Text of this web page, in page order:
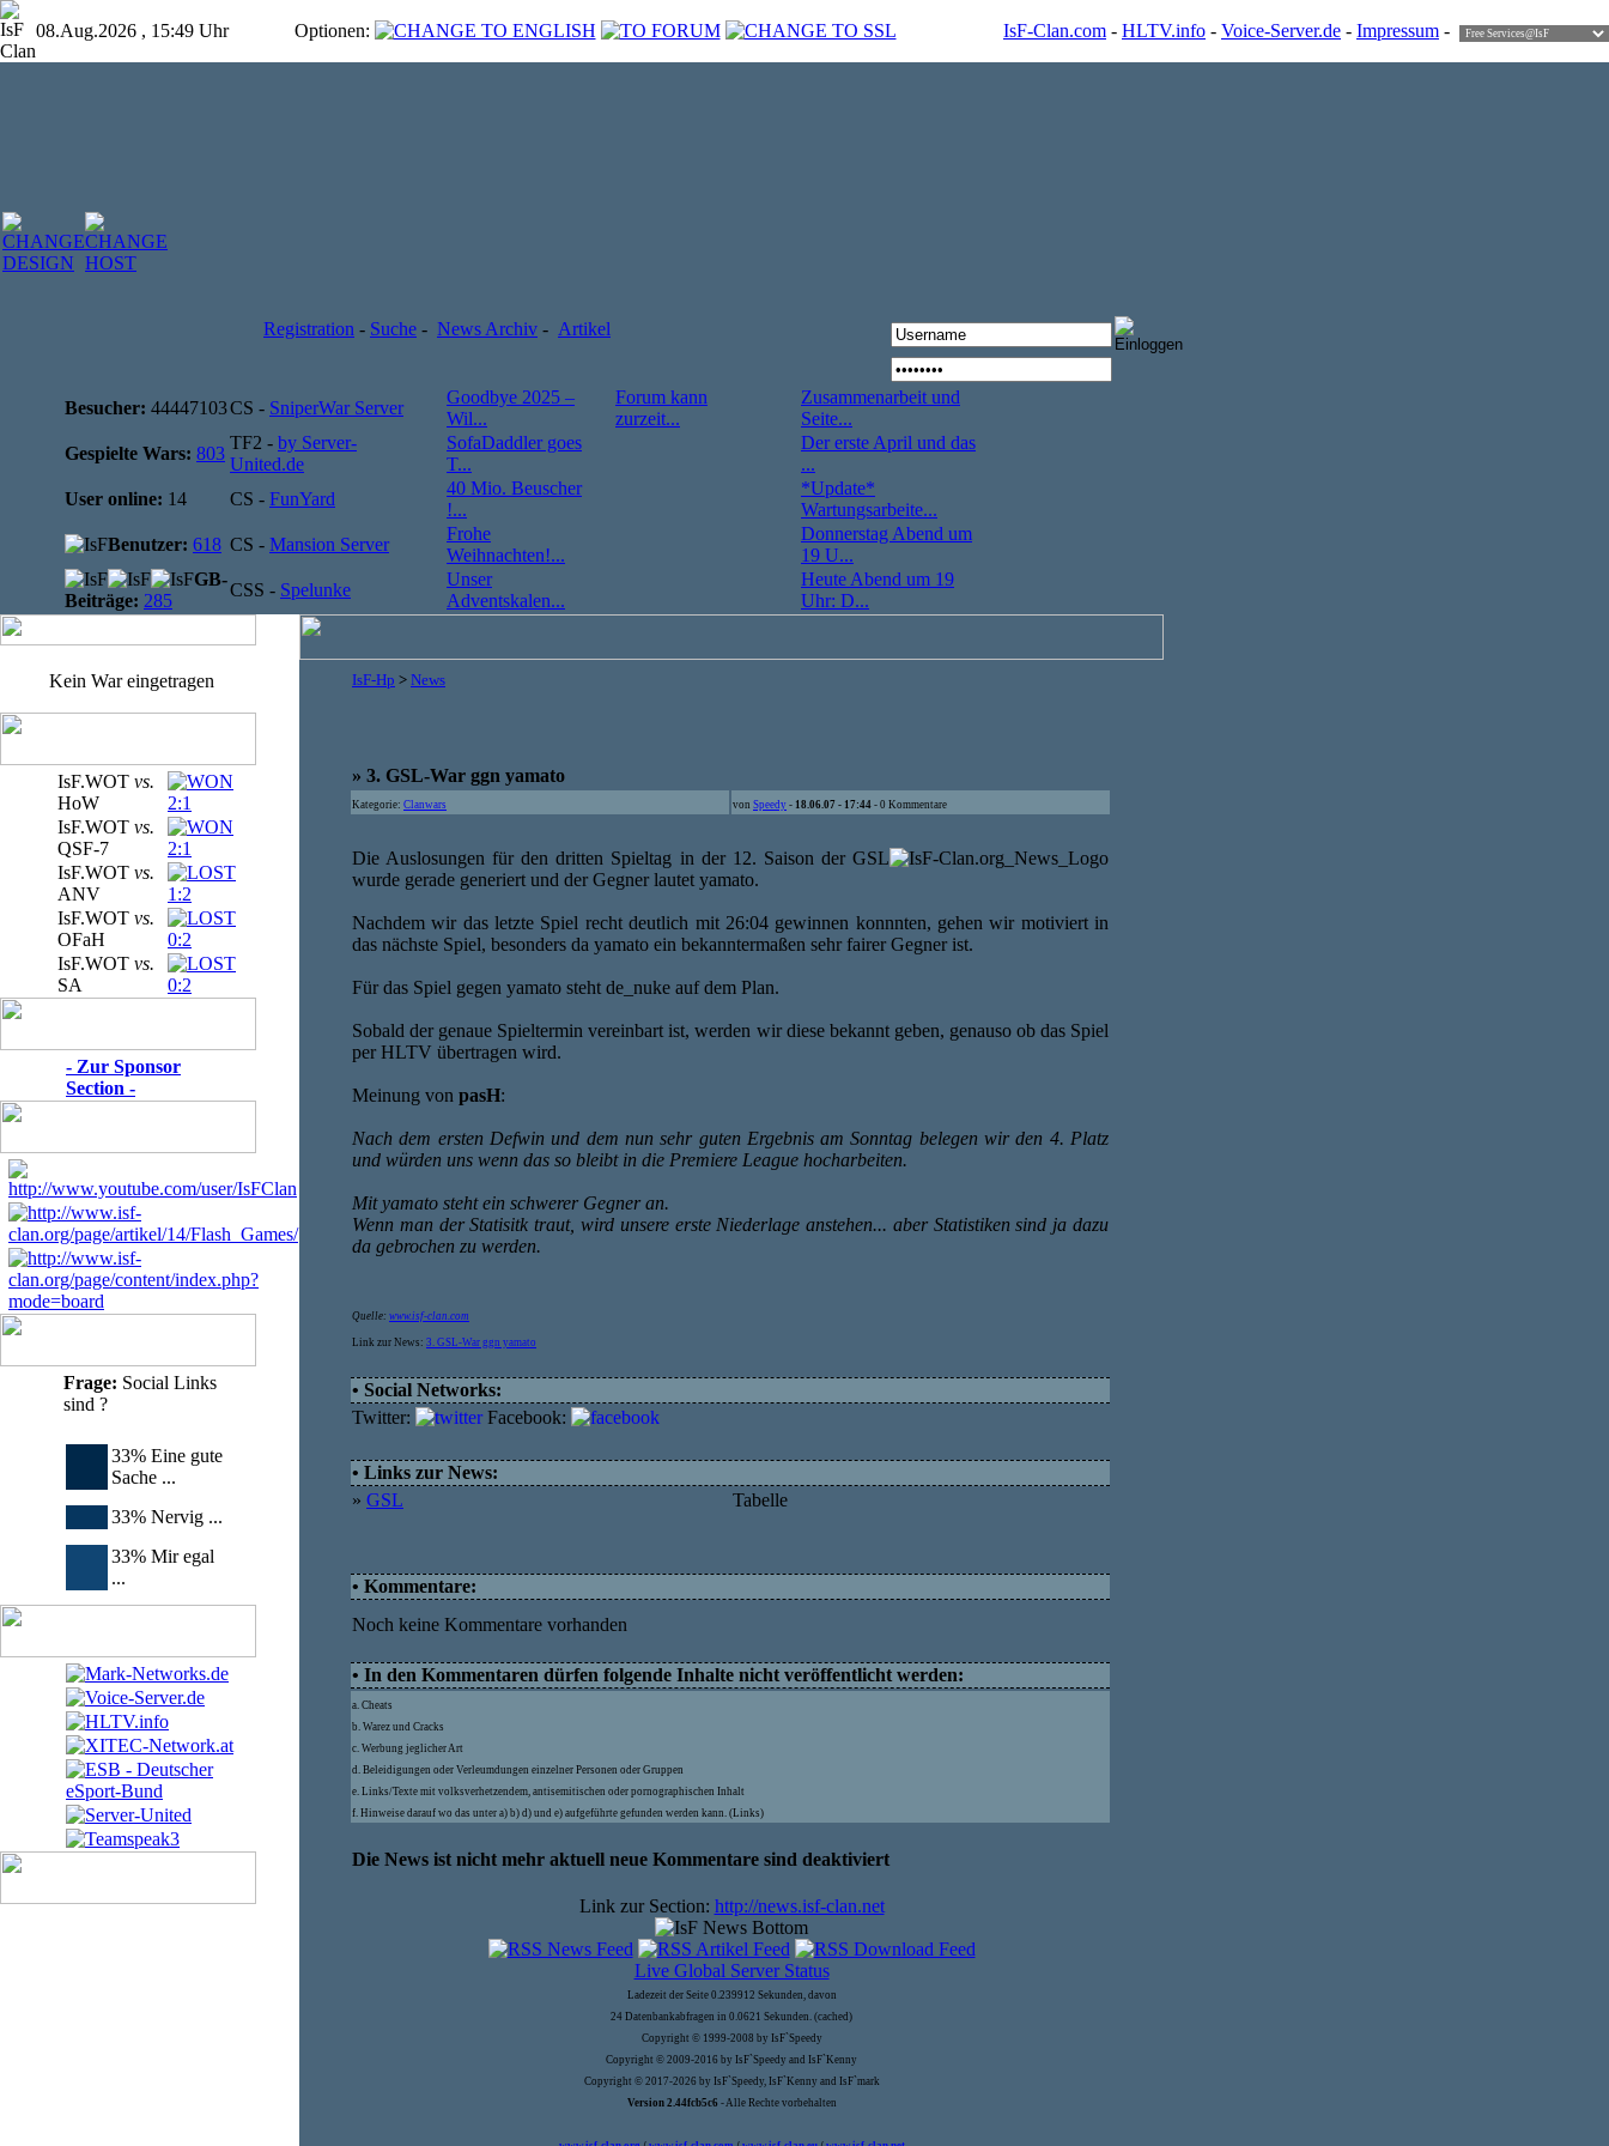
08.Aug.2026 , 15:49 Uhr Optionen: IsF-Clan.com - HLTV.info - Voice-Server.de - Impressum -
Registration - Suche - News Archiv - Artikel
Besucher: 44447103CS - SniperWar Server
Goodbye 2025 –
Wil...
Forum kann
zurzeit...
Zusammenarbeit und
Seite...
Gespielte Wars: 803
TF2 - by Server-
United.de
SofaDaddler goes
T...
Der erste April und das
...
User online: 14 CS - FunYard
40 Mio. Beuscher
!...
*Update*
Wartungsarbeite...
Benutzer: 618 CS - Mansion Server
Frohe
Weihnachten!...
Donnerstag Abend um
19 U...
GB-
Beiträge: 285
CSS - Spelunke
Unser
Adventskalen...
Heute Abend um 19
Uhr: D...
Kein War eingetragen
IsF.WOT vs.
HoW
2:1
IsF.WOT vs.
QSF-7
2:1
IsF.WOT vs.
ANV
1:2
IsF.WOT vs.
OFaH
0:2
IsF.WOT vs.
SA
0:2
- Zur Sponsor
Section -
Frage: Social Links
sind ?
33% Eine gute
Sache ...
33% Nervig ...
33% Mir egal
...
IsF-Hp > News
» 3. GSL-War ggn yamato
Kategorie: Clanwars von Speedy - 18.06.07 - 17:44 - 0 Kommentare
Die Auslosungen für den dritten Spieltag in der 12. Saison der GSL
wurde gerade generiert und der Gegner lautet yamato.
Nachdem wir das letzte Spiel recht deutlich mit 26:04 gewinnen konnnten, gehen wir motiviert in
das nächste Spiel, besonders da yamato ein bekanntermaßen sehr fairer Gegner ist.
Für das Spiel gegen yamato steht de_nuke auf dem Plan.
Sobald der genaue Spieltermin vereinbart ist, werden wir diese bekannt geben, genauso ob das Spiel
per HLTV übertragen wird.
Meinung von pasH:
Nach dem ersten Defwin und dem nun sehr guten Ergebnis am Sonntag belegen wir den 4. Platz
und würden uns wenn das so bleibt in die Premiere League hocharbeiten.
Mit yamato steht ein schwerer Gegner an.
Wenn man der Statisitk traut, wird unsere erste Niederlage anstehen... aber Statistiken sind ja dazu
da gebrochen zu werden.
Quelle: www.isf-clan.com
Link zur News: 3. GSL-War ggn yamato
• Social Networks:
Twitter:
Facebook:
• Links zur News:
» GSL Tabelle
• Kommentare:
Noch keine Kommentare vorhanden
• In den Kommentaren dürfen folgende Inhalte nicht veröffentlicht werden:
a. Cheats
b. Warez und Cracks
c. Werbung jeglicher Art
d. Beleidigungen oder Verleumdungen einzelner Personen oder Gruppen
e. Links/Texte mit volksverhetzendem, antisemitischen oder pornographischen Inhalt
f. Hinweise darauf wo das unter a) b) d) und e) aufgeführte gefunden werden kann. (Links)
Die News ist nicht mehr aktuell neue Kommentare sind deaktiviert
Link zur Section: http://news.isf-clan.net
Live Global Server Status
Ladezeit der Seite 0.239912 Sekunden, davon
24 Datenbankabfragen in 0.0621 Sekunden. (cached)
Copyright © 1999-2008 by IsF`Speedy
Copyright © 2009-2016 by IsF`Speedy and IsF`Kenny
Copyright © 2017-2026 by IsF`Speedy, IsF`Kenny and IsF`mark
Version 2.44fcb5c6 - Alle Rechte vorbehalten